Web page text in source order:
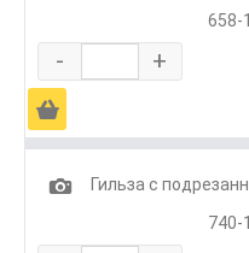
658-
- +
Ä
1
Гильза с
740-